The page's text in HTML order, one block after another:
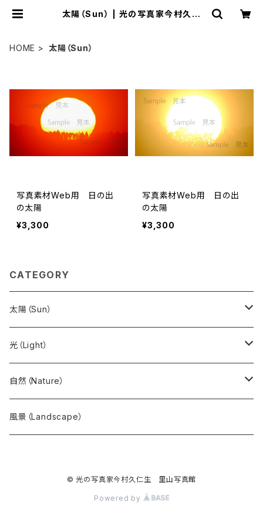
太陽（Sun） | 光の写真家今村久仁
HOME 太陽（Sun）
写真素材Web用 日の出
の太陽
¥3,300
写真素材Web用 日の出
の太陽
¥3,300
CATEGORY
太陽（Sun）
日の出（Sunrise）
光（Light）
森・林・木（woods）
自然（Nature）
花
風景（Landscape）
© 光の写真家今村久仁生 里山写真館
Powered by